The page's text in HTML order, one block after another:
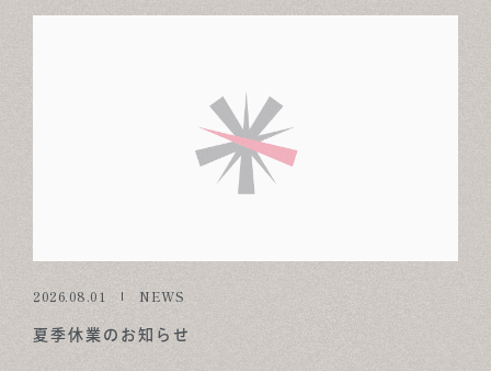
2026.08.01 NEWS
夏季休業のお知らせ